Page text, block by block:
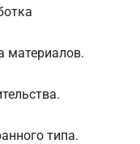
материалов.
типа.